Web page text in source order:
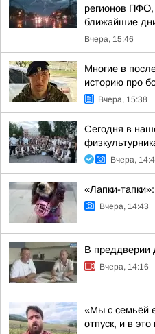
регионов ПФО,
ближайшие
Вчера, 15:46
Многие в
историю про
Вчера, 15:38
Сегодня в
Вчера,
«Лапки-
Вчера, 14:43
В преддверии
Вчера, 14:16
«Мы с семьёй
отпуск, и в